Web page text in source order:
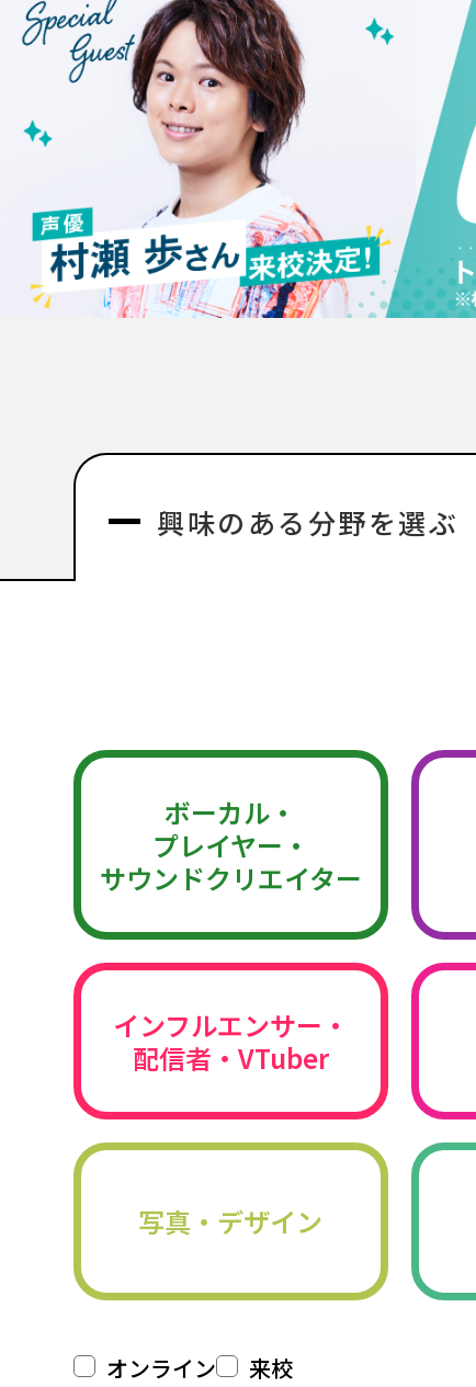
興味のある分野を選ぶ
ボーカル・
プレイヤー・
サウンドクリエイター
インフルエンサー・
配信者・VTuber
写真・デザイン
オンライン 来校